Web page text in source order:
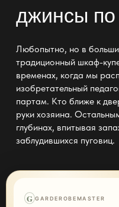
джинсы по
Любопытно, но в
традиционный шкаф-
временах, когда мы
изобретательный
партам. Кто ближе к
руки хозяина.
глубинах, впитывая
заблудившихся пуговиц.
G GARDEROBEMASTER